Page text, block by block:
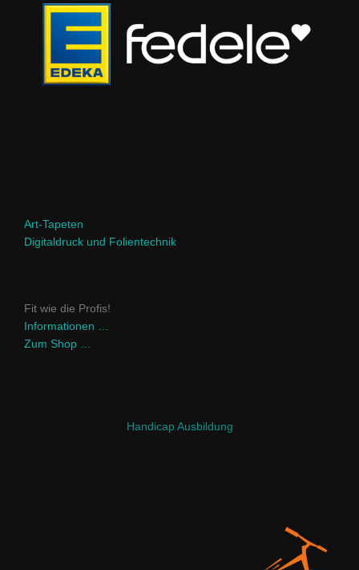
Art-Tapeten
Digitaldruck und Folientechnik
Fit wie die Profis!
Informationen …
Zum Shop …
Handicap Ausbildung